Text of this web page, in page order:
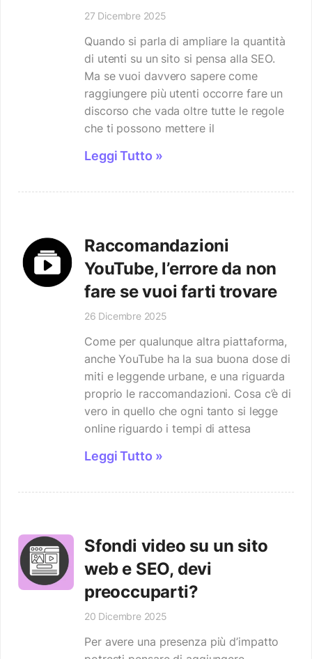
27 Dicembre 2025
Quando si parla di ampliare la quantità
di utenti su un sito si pensa alla SEO.
Ma se vuoi davvero sapere come
raggiungere più utenti occorre fare un
discorso che vada oltre tutte le regole
che ti possono mettere il
Leggi Tutto »
Raccomandazioni
YouTube, l’errore da non
fare se vuoi farti trovare
26 Dicembre 2025
Come per qualunque altra piattaforma,
anche YouTube ha la sua buona dose di
miti e leggende urbane, e una riguarda
proprio le raccomandazioni. Cosa c’è di
vero in quello che ogni tanto si legge
online riguardo i tempi di attesa
Leggi Tutto »
Sfondi video su un sito
web e SEO, devi
preoccuparti?
20 Dicembre 2025
Per avere una presenza più d’impatto